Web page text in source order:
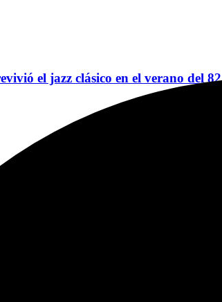
el jazz clásico en el verano del 82